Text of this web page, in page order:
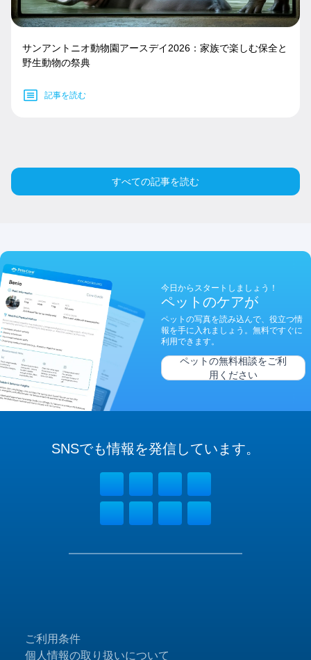
サンアントニオ動物園アースデイ2026：家族で楽しむ保全と
野生動物の祭典
記事を読む
すべての記事を読む
今日からスタートしましょう！
ペットのケアが
ペットの写真を読み込んで、役立つ情
報を手に入れましょう。無料ですぐに
利用できます。
ペットの無料相談をご利
用ください
ご利用条件
個人情報の取り扱いについて
SNSでも情報を発信しています。